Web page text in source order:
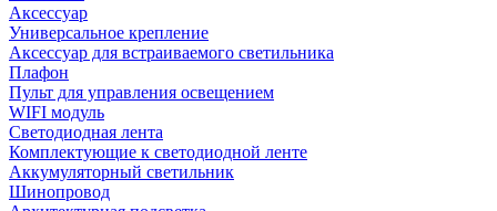
Аксессуар
Универсальное крепление
Аксессуар для встраиваемого светильника
Плафон
Пульт для управления освещением
WIFI модуль
Светодиодная лента
Комплектующие к светодиодной ленте
Аккумуляторный светильник
Шинопровод